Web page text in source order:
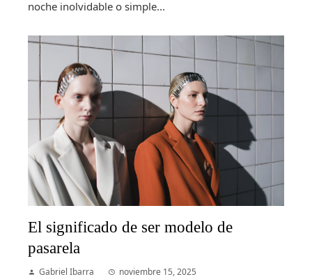
noche inolvidable o simple...
El significado de ser modelo de
pasarela
Gabriel Ibarra noviembre 15, 2025